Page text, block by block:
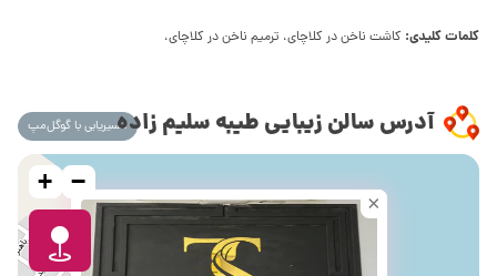
کلمات کلیدی: کاشت ناخن در کلاچای، ترمیم ناخن در کلاچای،
آدرس سالن زیبایی طیبه سلیم زادهمسیریابی با گوگل‌مپ
×
+ −